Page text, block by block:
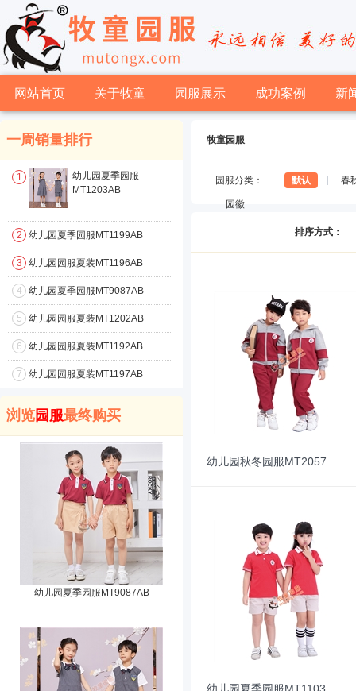
网站首页 关于牧童 园服展示 成功案例 新
一周销量排行
1
幼儿园夏季园服
MT1203AB
2 幼儿园夏季园服MT1199AB
3 幼儿园园服夏装MT1196AB
4 幼儿园夏季园服MT9087AB
5 幼儿园园服夏装MT1202AB
6 幼儿园园服夏装MT1192AB
7 幼儿园园服夏装MT1197AB
浏览园服最终购买
幼儿园夏季园服MT9087AB
牧童园服
园服分类： 默认 春
园徽
排序方式：
幼儿园秋冬园服MT2057